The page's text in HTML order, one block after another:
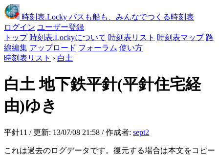
時刻表.Locky バスも船も、みんなでつくる時刻表
ログイン ユーザー登録
トップ 時刻表.Lockyについて 時刻表リスト 時刻表マップ 路
線編集 アップロード フォーラム 使い方
時刻表リスト › 白土
白土地下鉄平針(平針住宅経
由)ゆき
平針11 / 更新: 13/07/08 21:58 / 作成者: sept2
これは過去のログデータです。復元する場合は本文をコピー